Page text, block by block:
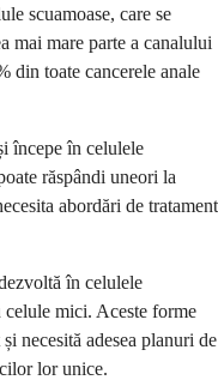
scuamoase, care se
mai mare parte a canalului
din toate cancerele anale
începe în celulele
răspândi uneori la
abordări de tratament
în celulele
mici. Aceste forme
necesită adesea planuri de
lor unice.